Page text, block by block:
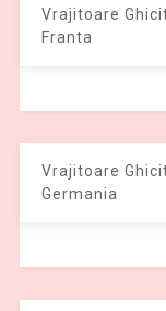
Vrajitoare
Franta
Vrajitoare
Germania